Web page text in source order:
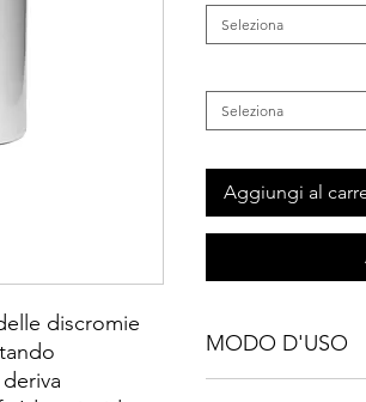
discromie
Seleziona
Seleziona
Aggiungi al
MODO D'USO